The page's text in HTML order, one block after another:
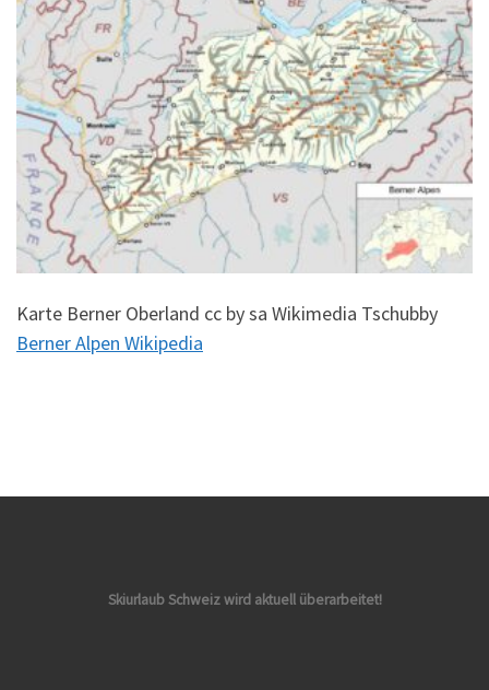
Karte Berner Oberland cc by sa Wikimedia Tschubby
Berner Alpen Wikipedia
Skiurlaub Schweiz wird aktuell überarbeitet!